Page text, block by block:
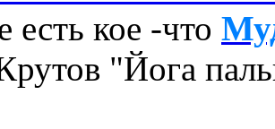
есть кое -что
"Йога